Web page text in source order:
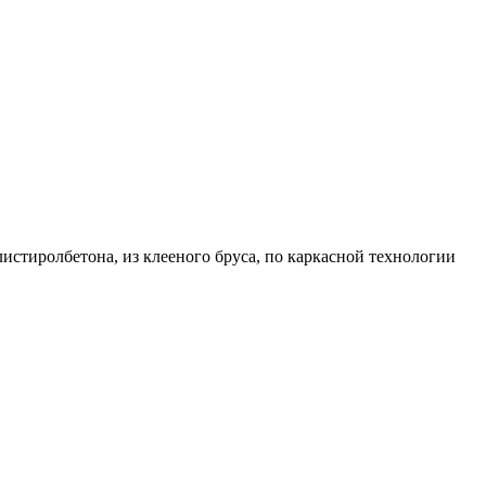
из клееного бруса, по каркасной технологии